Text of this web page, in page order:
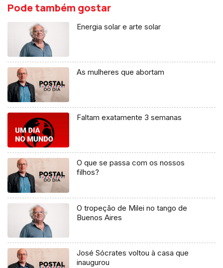
Pode também gostar
Energia solar e arte solar
As mulheres que abortam
Faltam exatamente 3 semanas
O que se passa com os nossos
filhos?
O tropeção de Milei no tango de
Buenos Aires
José Sócrates voltou à casa que
inaugurou